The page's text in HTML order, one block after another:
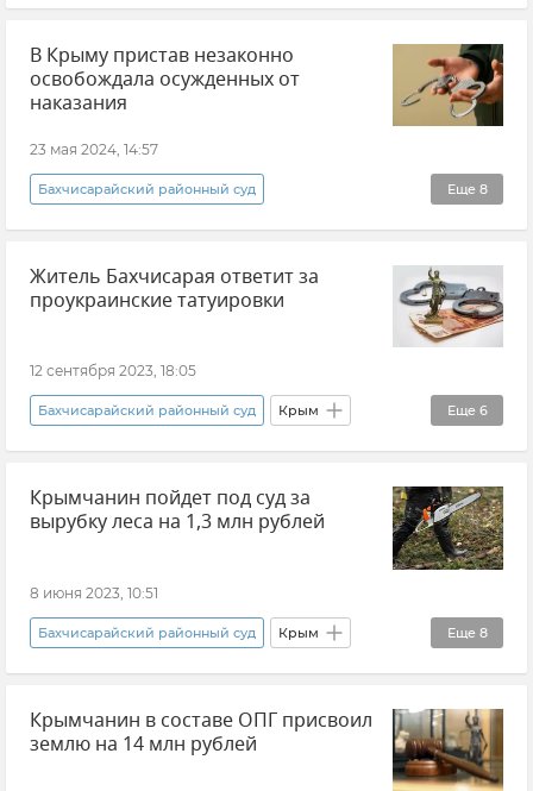
Происшествия Суд Приговор
Новости Крыма Крым
Бахчисарайский район
В Крыму пристав незаконно
освобождала осужденных от
наказания
23 мая 2024, 14:57
Еще 8
Бахчисарайский районный суд
СК РФ (Следственный комитет Российской Федерации)
Новости Крым Новости Крыма
Бахчисарайский район
Житель Бахчисарая ответит за
проукраинские татуировки
12 сентября 2023, 18:05
Еще 6
Бахчисарайский районный суд Крым
Бахчисарай Происшествия Общество
Новости Крыма Закон и право
Крымчанин пойдет под суд за
вырубку леса на 1,3 млн рублей
8 июня 2023, 10:51
Еще 8
Бахчисарайский районный суд Крым
Бахчисарайский район
Прокуратура Республики Крым
Происшествия
Крымчанин в составе ОПГ присвоил
землю на 14 млн рублей